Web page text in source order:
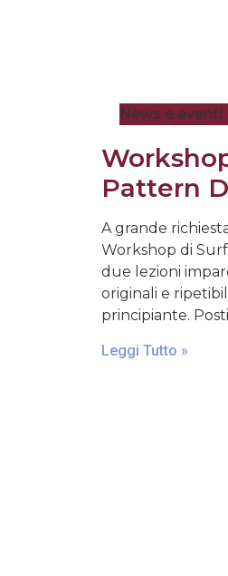
News e eventi
Pattern
A grande
Workshop di
due lezioni
originali e
principiante.
Leggi Tutto »